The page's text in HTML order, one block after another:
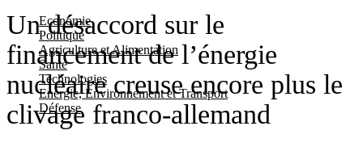
Economie
Politique
Agriculture et Alimentation
Santé
Technologies
Energie, Environnement et Transport
Défense
Un désaccord sur le
financement de l’énergie
nucléaire creuse encore plus le
clivage franco-allemand